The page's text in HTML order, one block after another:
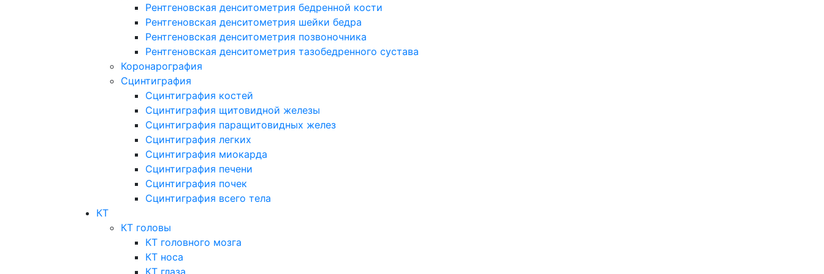
Рентгеновская денситометрия бедренной кости
Рентгеновская денситометрия шейки бедра
Рентгеновская денситометрия позвоночника
Рентгеновская денситометрия тазобедренного сустава
Коронарография
Сцинтиграфия
Сцинтиграфия костей
Сцинтиграфия щитовидной железы
Сцинтиграфия паращитовидных желез
Сцинтиграфия легких
Сцинтиграфия миокарда
Сцинтиграфия печени
Сцинтиграфия почек
Сцинтиграфия всего тела
КТ
КТ головы
КТ головного мозга
КТ носа
КТ глаза